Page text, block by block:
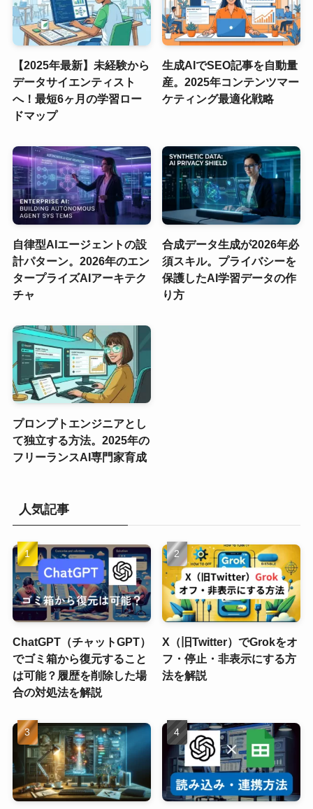
【2025年最新】未経験から
データサイエンティスト
へ！最短6ヶ月の学習ロー
ドマップ
生成AIでSEO記事を自動量
産。2025年コンテンツマー
ケティング最適化戦略
自律型AIエージェントの設
計パターン。2026年のエン
タープライズAIアーキテク
チャ
合成データ生成が2026年必
須スキル。プライバシーを
保護したAI学習データの作
り方
プロンプトエンジニアとし
て独立する方法。2025年の
フリーランスAI専門家育成
人気記事
ChatGPT（チャットGPT）
でゴミ箱から復元すること
は可能？履歴を削除した場
合の対処法を解説
X（旧Twitter）でGrokをオ
フ・停止・非表示にする方
法を解説